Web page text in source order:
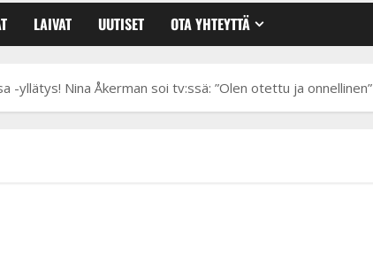
LAIVAT UUTISET OTA YHTEYTTÄ
-yllätys! Nina Åkerman soi tv:ssä: ”Olen otettu ja onnellinen”